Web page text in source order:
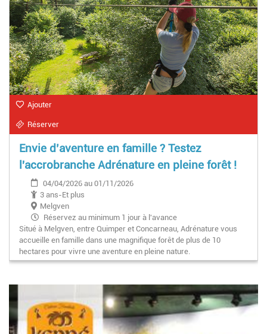
Ajouter
Réserver
Envie d’aventure en famille ? Testez
l'accrobranche Adrénature en pleine forêt !
04/04/2026 au 01/11/2026
3 ans-Et plus
Melgven
Réservez au minimum 1 jour à l'avance
Situé à Melgven, entre Quimper et Concarneau, Adrénature vous
accueille en famille dans une magnifique forêt de plus de 10
hectares pour vivre une aventure en pleine nature.